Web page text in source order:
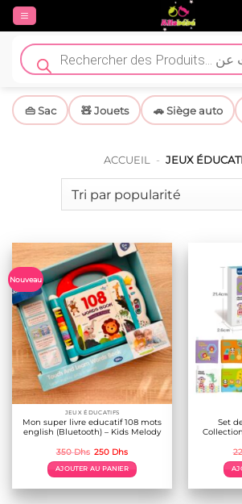
Passer
contenu
Recherche
de
produits
👜 Sac 🧸 Jouets 🚗 Siège auto
ACCUEIL - JEUX
Nouveau
JEUX ÉDUCATIFS
Mon super livre educatif 108 mots
english (Bluetooth) – Kids Melody
350Dhs Le
initial
était :
350 Dhs.
250 DhsLe
actuel
est :
250 Dhs.
AJOUTER AU PANIER
Set